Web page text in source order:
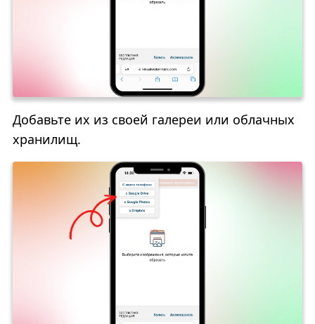
Добавьте их из своей галереи или облачных
хранилищ.